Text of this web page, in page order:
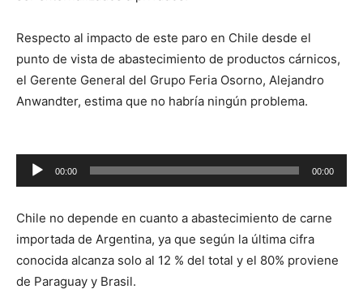
Respecto al impacto de este paro en Chile desde el
punto de vista de abastecimiento de productos cárnicos,
el Gerente General del Grupo Feria Osorno, Alejandro
Anwandter, estima que no habría ningún problema.
Reproductor
de
00:00 00:00
Chile no depende en cuanto a abastecimiento de carne
importada de Argentina, ya que según la última cifra
conocida alcanza solo al 12 % del total y el 80% proviene
de Paraguay y Brasil.